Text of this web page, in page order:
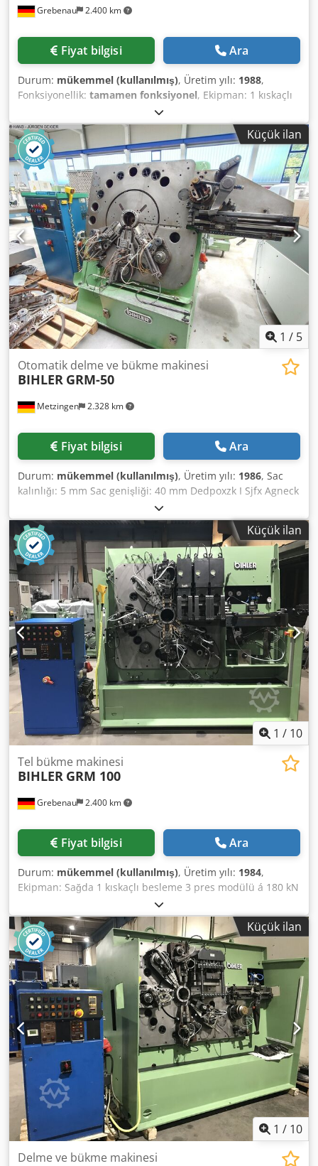
Grebenau 2.400 km
Fiyat bilgisi Ara
Durum: mükemmel (kullanılmış), Üretim yılı: 1988,
Fonksiyonellik: tamamen fonksiyonel, Ekipman: 1 kıskaçlı
besleyici sağ Dcsdjtmty Nepfx Agnek 1 eksantrik pres 70 kN
3 dar kızak ünitesi 1 kontrol mili Çalışma aralığı: Tel
kalınlığı aralığı: 0,5 - 3,0 mm Şerit genişliği: max 40 mm
Besleme uzunluğu: maks. 240 mm Çıkış: maks. 400/dak
Küçük ilan
1 / 5
Metzingen 2.328 km
Otomatik delme ve bükme makinesi
BIHLER GRM-50
Fiyat bilgisi Ara
Durum: mükemmel (kullanılmış), Üretim yılı: 1986, Sac
kalınlığı: 5 mm Sac genişliği: 40 mm Dedpoxzk I Sjfx Agneck
Küçük ilan
1 / 10
Grebenau 2.400 km
Tel bükme makinesi
BIHLER GRM 100
Fiyat bilgisi Ara
Durum: mükemmel (kullanılmış), Üretim yılı: 1984,
Ekipman: Sağda 1 kıskaçlı besleme 3 pres modülü á 180 kN
= Toplam 540 kN. 4 normal kızak ünitesi 1 dar sürgü
ünitesi Çalışma aralığı: Tel kalınlığı aralığı: 10 mm'ye kadar
Dcsdpfxema S Nre Agnjk Şerit genişliği: 100 mm'ye kadar
Besleme uzunluğu: 250 mm'ye kadar Çıkış: 135/dk'ya kadar
Küçük ilan
1 / 10
Delme ve bükme makinesi